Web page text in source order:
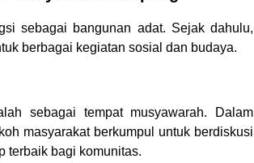
sebagai bangunan adat. Sejak dahulu,
berbagai kegiatan sosial dan budaya.
sebagai tempat musyawarah. Dalam
masyarakat berkumpul untuk berdiskusi
terbaik bagi komunitas.